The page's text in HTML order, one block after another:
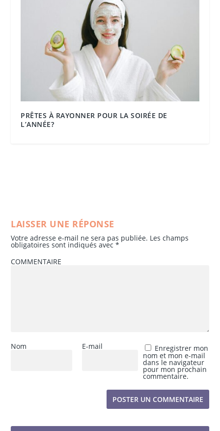
PRÊTES À RAYONNER POUR LA SOIRÉE DE
L’ANNÉE?
LAISSER UNE RÉPONSE
Votre adresse e-mail ne sera pas publiée. Les champs
obligatoires sont indiqués avec*
COMMENTAIRE
Nom E-mail Enregistrer mon
nom et mon e-mail
dans le navigateur
pour mon prochain
commentaire.